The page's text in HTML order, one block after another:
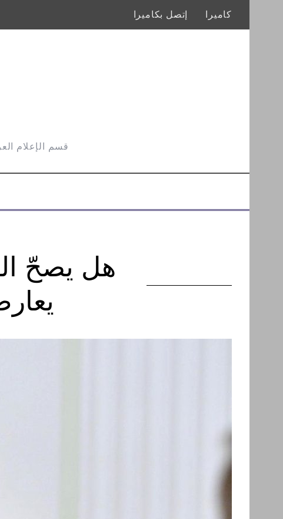
كاميرا إتصل بكاميرا
قسم الإعلام
هل يصحّ